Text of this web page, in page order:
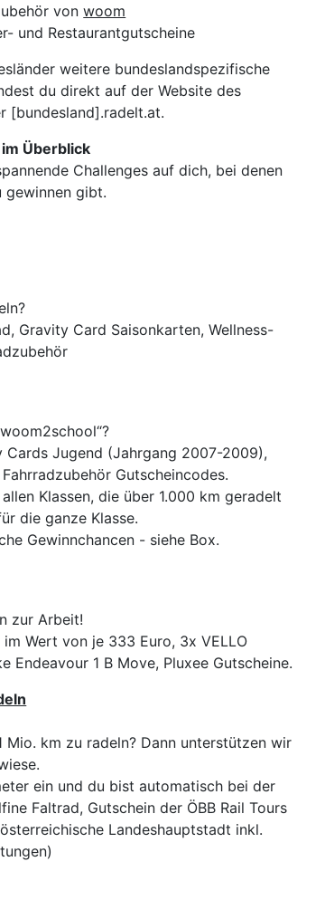
vonwoom
und Restaurantgutscheine
weitere bundeslandspezifische
du direkt auf der Website des
[bundesland].radelt.at.
Überblick
Challenges auf dich, bei denen
gewinnen gibt.
Gravity Card Saisonkarten, Wellness-
Cards Jugend (Jahrgang 2007-2009),
Gutscheincodes.
Klassen, die über 1.000 km geradelt
die ganze Klasse.
Gewinnchancen - siehe Box.
zur Arbeit!
Wert von je 333 Euro, 3x VELLO
Endeavour 1 B Move, Pluxee Gutscheine.
Mio. km zu radeln? Dann unterstützen wir
ein und du bist automatisch bei der
Faltrad, Gutschein der ÖBB Rail Tours
Landeshauptstadt inkl.